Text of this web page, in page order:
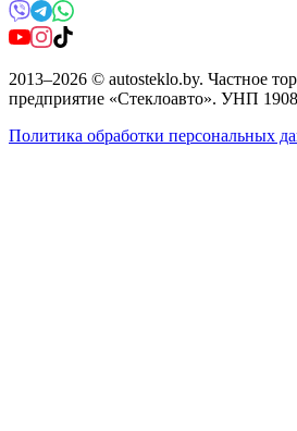
2013–2026 © autosteklo.by. Частное
предприятие «Стеклоавто». УНП
Политика обработки персональных